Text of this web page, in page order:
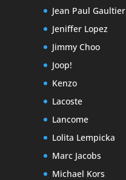
Jean Paul Gaultier
Jeniffer Lopez
Jimmy Choo
Joop!
Kenzo
Lacoste
Lancome
Lolita Lempicka
Marc Jacobs
Michael Kors